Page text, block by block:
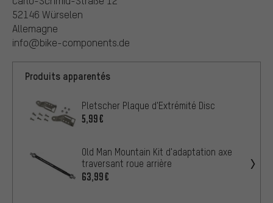
52146 Würselen
Allemagne
info@bike-components.de
Produits apparentés
Pletscher Plaque d'Extrémité Disc
5,99€
Old Man Mountain Kit d'adaptation axe
traversant roue arrière
63,99€